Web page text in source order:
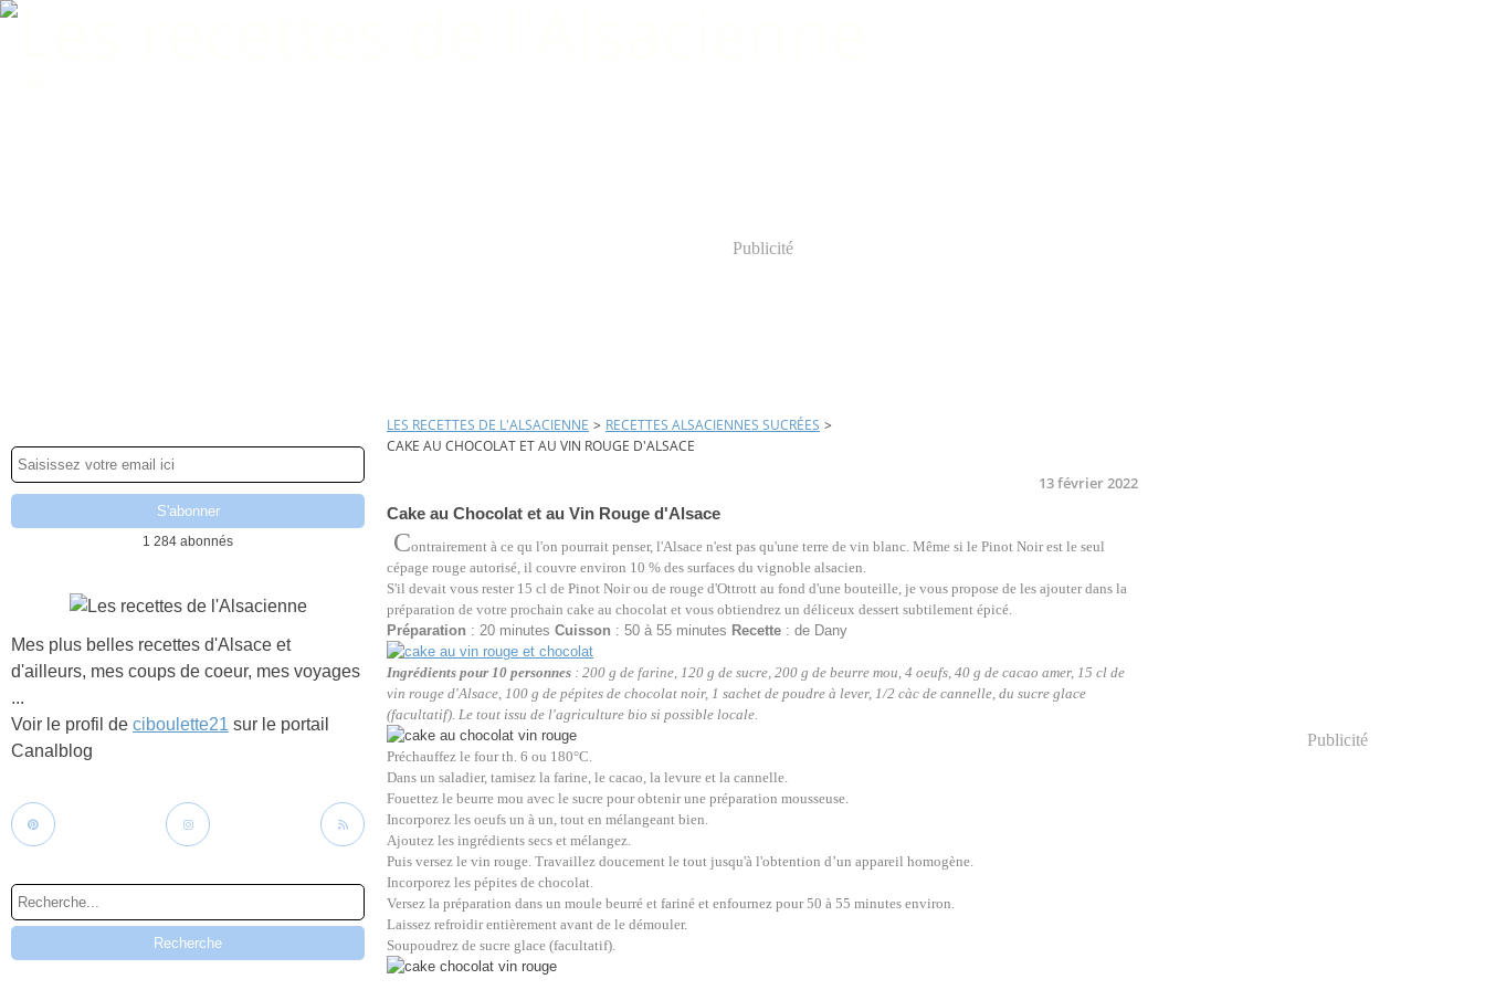
Publicité
1 284 abonnés
Mes plus belles recettes d'Alsace et
d'ailleurs, mes coups de coeur, mes voyages
...
Voir le profil de ciboulette21 sur le portail
Canalblog
LES RECETTES DE L'ALSACIENNE > RECETTES ALSACIENNES SUCRÉES >
CAKE AU CHOCOLAT ET AU VIN ROUGE D'ALSACE
13 février 2022
Cake au Chocolat et au Vin Rouge d'Alsace
Contrairement à ce qu l'on pourrait penser, l'Alsace n'est pas qu'une terre de vin blanc. Même si le Pinot Noir est le seul
cépage rouge autorisé, il couvre environ 10 % des surfaces du vignoble alsacien.
S'il devait vous rester 15 cl de Pinot Noir ou de rouge d'Ottrott au fond d'une bouteille, je vous propose de les ajouter dans la
préparation de votre prochain cake au chocolat et vous obtiendrez un déliceux dessert subtilement épicé.
Préparation : 20 minutes Cuisson : 50 à 55 minutes Recette : de Dany
Ingrédients pour 10 personnes : 200 g de farine, 120 g de sucre, 200 g de beurre mou, 4 oeufs, 40 g de cacao amer, 15 cl de
vin rouge d'Alsace, 100 g de pépites de chocolat noir, 1 sachet de poudre à lever, 1/2 càc de cannelle, du sucre glace
(facultatif). Le tout issu de l'agriculture bio si possible locale.
Préchauffez le four th. 6 ou 180°C.
Dans un saladier, tamisez la farine, le cacao, la levure et la cannelle.
Fouettez le beurre mou avec le sucre pour obtenir une préparation mousseuse.
Incorporez les oeufs un à un, tout en mélangeant bien.
Ajoutez les ingrédients secs et mélangez.
Puis versez le vin rouge. Travaillez doucement le tout jusqu'à l'obtention d’un appareil homogène.
Incorporez les pépites de chocolat.
Versez la préparation dans un moule beurré et fariné et enfournez pour 50 à 55 minutes environ.
Laissez refroidir entièrement avant de le démouler.
Soupoudrez de sucre glace (facultatif).
Publicité